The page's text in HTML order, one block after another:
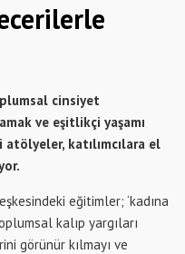
cinsiyet
ve eşitlikçi yaşamı
katılımcılara el
eğitimler; ‘kadına
kalıp yargıları
görünür kılmayı ve